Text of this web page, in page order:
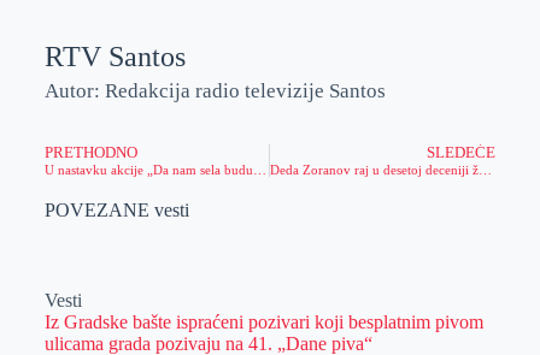
RTV Santos
Autor: Redakcija radio televizije Santos
PRETHODNO SLEDEĆE
POVEZANE vesti
Vesti
Iz Gradske bašte ispraćeni pozivari koji besplatnim pivom
ulicama grada pozivaju na 41. „Dane piva“